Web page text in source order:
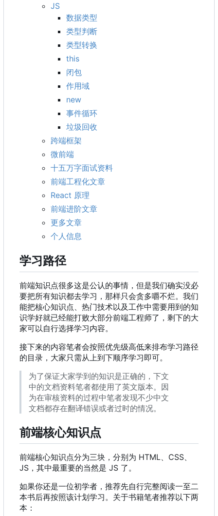
JS
数据类型
类型判断
类型转换
this
闭包
作用域
new
事件循环
垃圾回收
跨端框架
微前端
十五万字面试资料
前端工程化文章
React 原理
前端进阶文章
更多文章
个人信息
学习路径
前端知识点很多这是公认的事情，但是我们确实没必
要把所有知识都去学习，那样只会贪多嚼不烂。我们
能把核心知识点、热门技术以及工作中需要用到的知
识学好就已经能打败大部分前端工程师了，剩下的大
家可以自行选择学习内容。
接下来的内容笔者会按照优先级高低来排布学习路径
的目录，大家只需从上到下顺序学习即可。
为了保证大家学到的知识是正确的，下文
中的文档资料笔者都使用了英文版本。因
为在审核资料的过程中笔者发现不少中文
文档都存在翻译错误或者过时的情况。
前端核心知识点
前端核心知识点分为三块，分别为 HTML、CSS、
JS ， 其中最重要的当然是 JS 了。
如果你还是一位初学者，推荐先自行完整阅读一至二
本书后再按照该计划学习。关于书籍笔者推荐以下两
本：